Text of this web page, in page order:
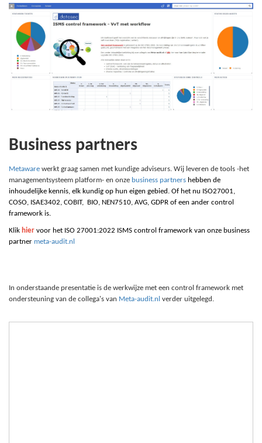
Business partners
Metaware werkt graag samen met kundige adviseurs. Wij leveren de tools -het
managementsysteem platform- en onze business partners hebben de
inhoudelijke kennis, elk kundig op hun eigen gebied. Of het nu ISO27001,
COSO, ISAE3402, COBIT, BIO, NEN7510, AVG, GDPR of een ander control
framework is.
Klik hier voor het ISO 27001:2022 ISMS control framework van onze business
partner meta-audit.nl
In onderstaande presentatie is de werkwijze met een control framework met
ondersteuning van de collega's van Meta-audit.nl verder uitgelegd.